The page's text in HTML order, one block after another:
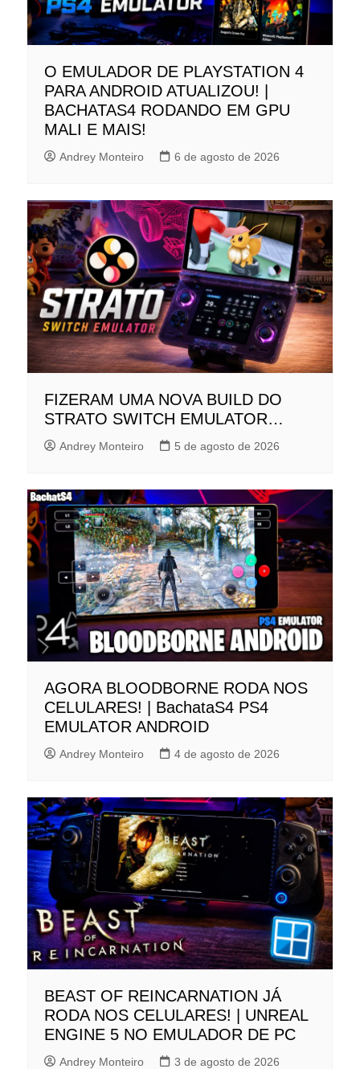
O EMULADOR DE PLAYSTATION 4
PARA ANDROID ATUALIZOU! |
BACHATAS4 RODANDO EM GPU
MALI E MAIS!
Andrey Monteiro 6 de agosto de 2026
FIZERAM UMA NOVA BUILD DO
STRATO SWITCH EMULATOR…
Andrey Monteiro 5 de agosto de 2026
AGORA BLOODBORNE RODA NOS
CELULARES! | BachataS4 PS4
EMULATOR ANDROID
Andrey Monteiro 4 de agosto de 2026
BEAST OF REINCARNATION JÁ
RODA NOS CELULARES! | UNREAL
ENGINE 5 NO EMULADOR DE PC
Andrey Monteiro 3 de agosto de 2026